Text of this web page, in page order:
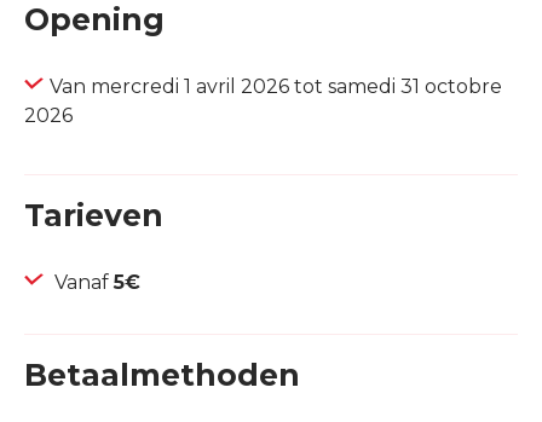
Opening
Van mercredi 1 avril 2026 tot samedi 31 octobre
2026
Tarieven
Vanaf5€
Betaalmethoden